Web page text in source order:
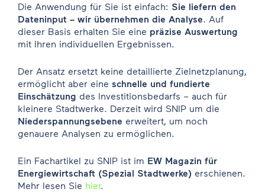
Die Anwendung für Sie ist einfach: Sie liefern den
Dateninput – wir übernehmen die Analyse. Auf
dieser Basis erhalten Sie eine präzise Auswertung
mit Ihren individuellen Ergebnissen.
Der Ansatz ersetzt keine detaillierte Zielnetzplanung,
ermöglicht aber eine schnelle und fundierte
Einschätzung des Investitionsbedarfs – auch für
kleinere Stadtwerke. Derzeit wird SNIP um die
Niederspannungsebene erweitert, um noch
genauere Analysen zu ermöglichen.
Ein Fachartikel zu SNIP ist im EW Magazin für
Energiewirtschaft (Spezial Stadtwerke) erschienen.
Mehr lesen Sie hier.